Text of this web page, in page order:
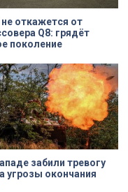
откажется от
Q8: грядёт
поколение
забили тревогу
угрозы окончания